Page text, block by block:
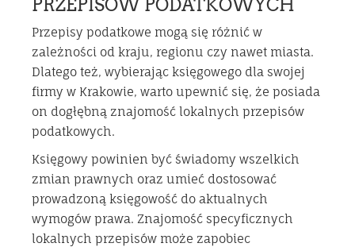
PRZEPISÓW PODATKOWYCH
Przepisy podatkowe mogą się różnić w
zależności od kraju, regionu czy nawet miasta.
Dlatego też, wybierając księgowego dla swojej
firmy w Krakowie, warto upewnić się, że posiada
on dogłębną znajomość lokalnych przepisów
podatkowych.
Księgowy powinien być świadomy wszelkich
zmian prawnych oraz umieć dostosować
prowadzoną księgowość do aktualnych
wymogów prawa. Znajomość specyficznych
lokalnych przepisów może zapobiec